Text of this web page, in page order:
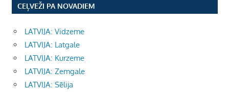
CEĻVEŽI PA NOVADIEM
LATVIJA: Vidzeme
LATVIJA: Latgale
LATVIJA: Kurzeme
LATVIJA: Zemgale
LATVIJA: Sēlija